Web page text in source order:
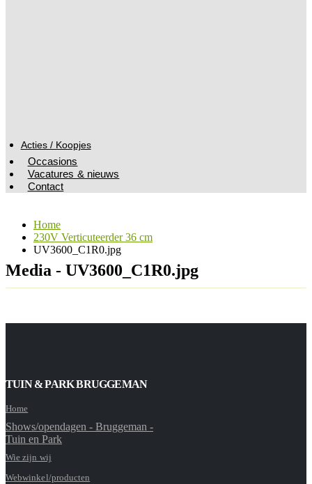
Acties / Koopjes
Occasions
Vacatures & nieuws
Contact
Home
230V Verticuteerder 36 cm
UV3600_C1R0.jpg
Media - UV3600_C1R0.jpg
TUIN & PARK BRUGGEMAN
Home
Shows/opendagen - Bruggeman -
Tuin en Park
Wie zijn wij
Webwinkel/producten